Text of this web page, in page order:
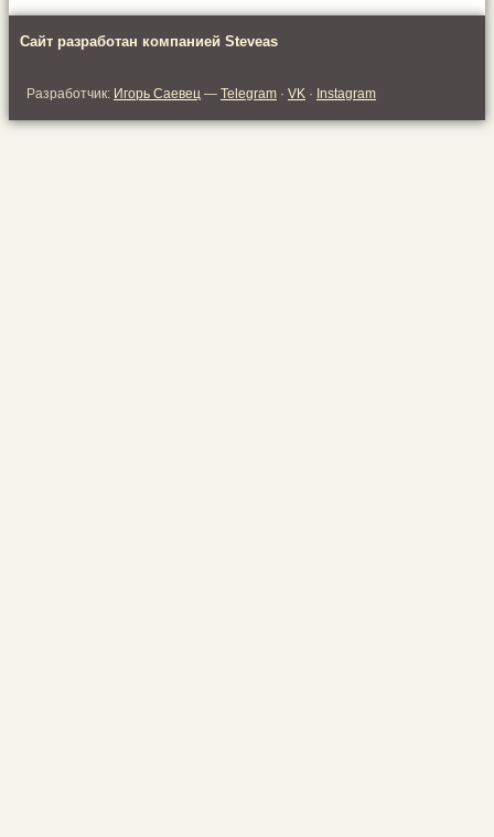
Сайт разработан компанией Steveas
Разработчик: Игорь Саевец — Telegram · VK · Instagram